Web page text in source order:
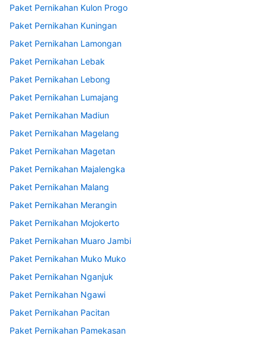
Paket Pernikahan Kulon Progo
Paket Pernikahan Kuningan
Paket Pernikahan Lamongan
Paket Pernikahan Lebak
Paket Pernikahan Lebong
Paket Pernikahan Lumajang
Paket Pernikahan Madiun
Paket Pernikahan Magelang
Paket Pernikahan Magetan
Paket Pernikahan Majalengka
Paket Pernikahan Malang
Paket Pernikahan Merangin
Paket Pernikahan Mojokerto
Paket Pernikahan Muaro Jambi
Paket Pernikahan Muko Muko
Paket Pernikahan Nganjuk
Paket Pernikahan Ngawi
Paket Pernikahan Pacitan
Paket Pernikahan Pamekasan